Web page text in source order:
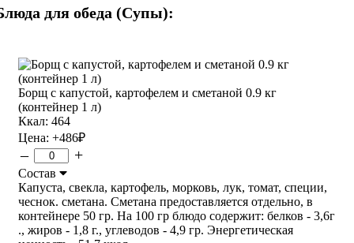
для обеда (Супы):
Борщ с капустой, картофелем и сметаной 0.9 кг
(контейнер 1 л)
Ккал: 464
Цена: +486₽
– +
Состав
Капуста, свекла, картофель, морковь, лук, томат, специи,
чеснок. сметана. Сметана предоставляется отдельно, в
контейнере 50 гр. На 100 гр блюдо содержит: белков - 3,6г
., жиров - 1,8 г., углеводов - 4,9 гр. Энергетическая